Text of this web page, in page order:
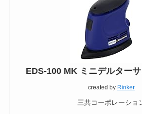
EDS-100 MK ミニデルター
created by Rinker
三共コーポレーショ